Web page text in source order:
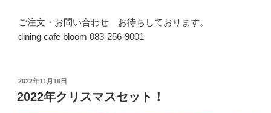
ご注文・お問い合わせ お待ちしております。
dining cafe bloom 083-256-9001
投
稿
日:
2022年11月16日
2022年クリスマスセット！